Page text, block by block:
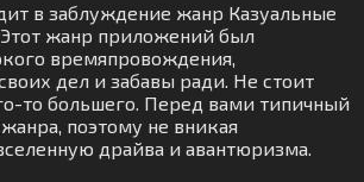
в заблуждение жанр Казуальные
жанр приложений был
времяпровождения,
дел и забавы ради. Не стоит
то большего. Перед вами типичный
поэтому не вникая
драйва и авантюризма.